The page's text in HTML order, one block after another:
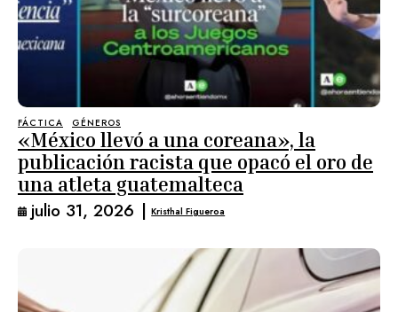
FÁCTICA GÉNEROS
«México llevó a una coreana», la
publicación racista que opacó el oro de
una atleta guatemalteca
julio 31, 2026 | Kristhal Figueroa